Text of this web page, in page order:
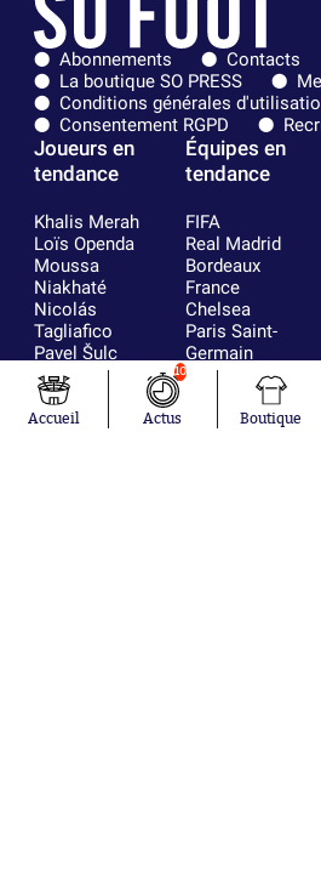
Abonnements
Contacts
La boutique SO PRESS
Conditions générales
Consentement RGPD
Joueurs en
tendance
Khalis Merah
Loïs Openda
Moussa
Niakhaté
Nicolás
Tagliafico
Pavel Šulc
Gauthier Hein
Lionel Messi
Gonzalo
Équipes en
tendance
FIFA
Real Madrid
Bordeaux
France
Chelsea
Paris Saint-
Germain
Olympique
AC Milan
Accueil
10
Actus Boutique